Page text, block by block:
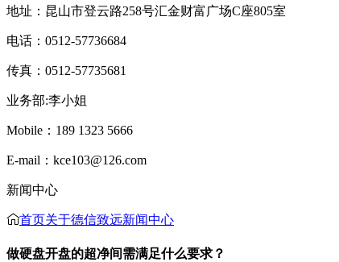
地址：昆山市登云路258号汇金财富广场C座805室
电话：0512-57736684
传真：0512-57735681
业务部:李小姐
Mobile：189 1323 5666
E-mail：kce103@126.com
新闻中心
首页关于德信致远新闻中心
做硬盘开盘的超净间需满足什么要求？